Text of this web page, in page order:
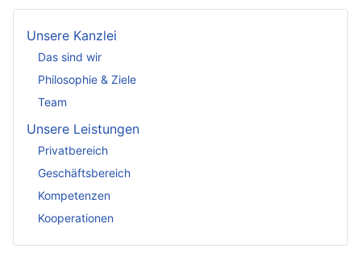
Unsere Kanzlei
Das sind wir
Philosophie & Ziele
Team
Unsere Leistungen
Privatbereich
Geschäftsbereich
Kompetenzen
Kooperationen